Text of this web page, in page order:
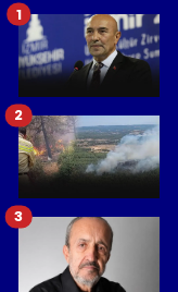
1
2
3